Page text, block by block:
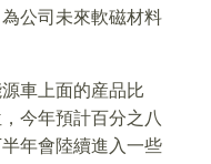
公司未來軟磁材料
車上面的産品比
今年預計百分之八
年會陸續進入一些